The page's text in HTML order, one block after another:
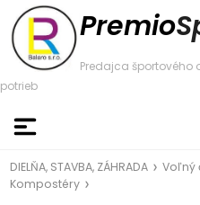
Premio
Predajca športového
potrieb
DIELŇA, STAVBA, ZÁHRADA Voľný
Kompostéry